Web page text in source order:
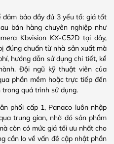
đảm bảo đầy đủ 3 yếu tố: giá tốt
bán hàng chuyên nghiệp như
Kbvision KX-C52D tại đây,
đúng chuẩn từ nhà sản xuất mà
hướng dẫn sử dụng chi tiết, kể
Đội ngũ kỹ thuật viên của
phần mềm hoặc trực tiếp đến
quá trình sử dụng.
phối cấp 1, Panaco luôn nhập
trung gian, nhờ đó sản phẩm
còn có mức giá tối ưu nhất cho
cần lo về vấn đề cập nhật phần